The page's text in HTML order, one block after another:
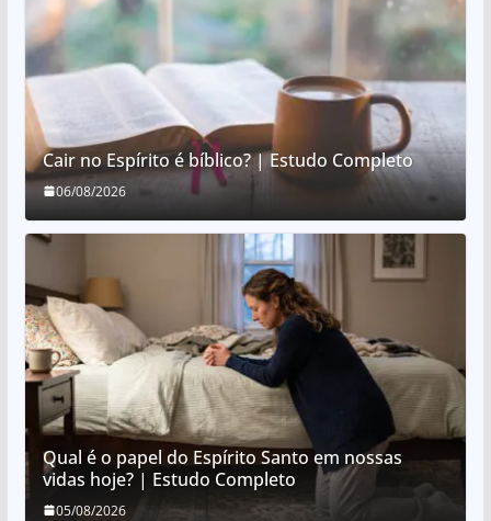
Cair no Espírito é bíblico? | Estudo Completo
06/08/2026
Qual é o papel do Espírito Santo em nossas
vidas hoje? | Estudo Completo
05/08/2026